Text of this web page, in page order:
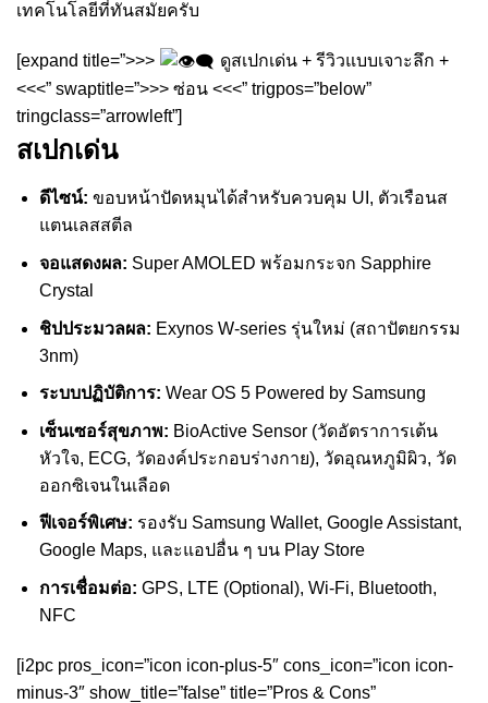
เทคโนโลยีที่ทันสมัยครับ
[expand title=”>>>
ดูสเปกเด่น + รีวิวแบบเจาะลึก +
<<<” swaptitle=”>>> ซ่อน <<<” trigpos=”below”
tringclass=”arrowleft”]
สเปกเด่น
ดีไซน์: ขอบหน้าปัดหมุนได้สำหรับควบคุม UI, ตัวเรือนส
แตนเลสสตีล
จอแสดงผล: Super AMOLED พร้อมกระจก Sapphire
Crystal
ชิปประมวลผล: Exynos W-series รุ่นใหม่ (สถาปัตยกรรม
3nm)
ระบบปฏิบัติการ: Wear OS 5 Powered by Samsung
เซ็นเซอร์สุขภาพ: BioActive Sensor (วัดอัตราการเต้น
หัวใจ, ECG, วัดองค์ประกอบร่างกาย), วัดอุณหภูมิผิว, วัด
ออกซิเจนในเลือด
ฟีเจอร์พิเศษ: รองรับ Samsung Wallet, Google Assistant,
Google Maps, และแอปอื่น ๆ บน Play Store
การเชื่อมต่อ: GPS, LTE (Optional), Wi-Fi, Bluetooth,
NFC
[i2pc pros_icon=”icon icon-plus-5″ cons_icon=”icon icon-
minus-3″ show_title=”false” title=”Pros & Cons”